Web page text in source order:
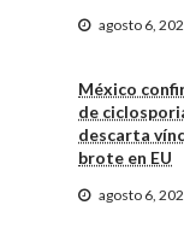
agosto 6,
México
de
descarta
brote en EU
agosto 6,